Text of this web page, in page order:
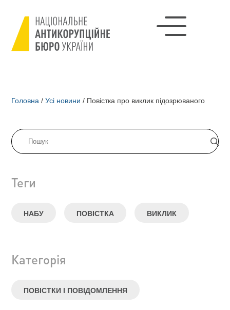
Головна / Усі новини / Повістка про виклик підозрюваного
Теги
НАБУ ПОВІСТКА ВИКЛИК
Категорія
ПОВІСТКИ І ПОВІДОМЛЕННЯ